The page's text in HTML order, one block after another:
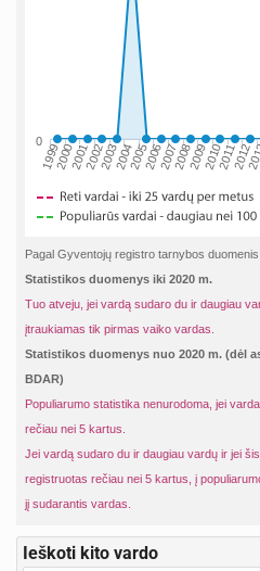
19992000200120022003200420052006200720082009201020112012
0
Pagal Gyventojų registro tarnybos duomenis
Statistikos duomenys iki 2020 m.
Tuo atveju, jei vardą sudaro du ir daugiau
įtraukiamas tik pirmas vaiko vardas.
Statistikos duomenys nuo 2020 m. (dėl
BDAR)
Populiarumo statistika nenurodoma, jei
rečiau nei 5 kartus.
Jei vardą sudaro du ir daugiau vardų ir jei
registruotas rečiau nei 5 kartus, į
jį sudarantis vardas.
Ieškoti kito vardo